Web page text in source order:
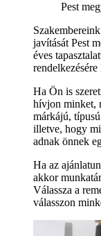
Pest
javítását Pest
éves
Ha Ön is
hívjon minket,
márkájú,
illetve, hogy
adnak önnek
Ha az
akkor
Válassza a
válasszon